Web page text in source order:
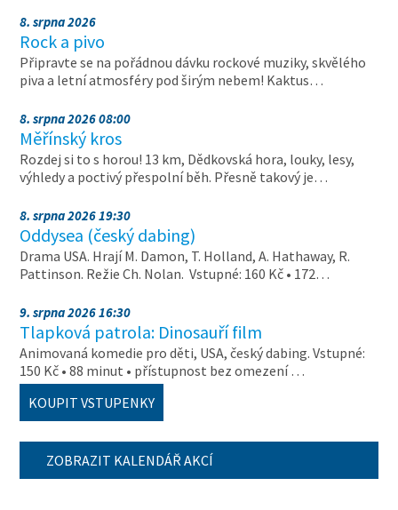
8. srpna 2026
Rock a pivo
Připravte se na pořádnou dávku rockové muziky, skvělého
piva a letní atmosféry pod širým nebem! Kaktus…
8. srpna 2026 08:00
Měřínský kros
Rozdej si to s horou! 13 km, Dědkovská hora, louky, lesy,
výhledy a poctivý přespolní běh. Přesně takový je…
8. srpna 2026 19:30
Oddysea (český dabing)
Drama USA. Hrají M. Damon, T. Holland, A. Hathaway, R.
Pattinson. Režie Ch. Nolan. Vstupné: 160 Kč • 172…
9. srpna 2026 16:30
Tlapková patrola: Dinosauří film
Animovaná komedie pro děti, USA, český dabing. Vstupné:
150 Kč • 88 minut • přístupnost bez omezení …
KOUPIT VSTUPENKY
ZOBRAZIT KALENDÁŘ AKCÍ